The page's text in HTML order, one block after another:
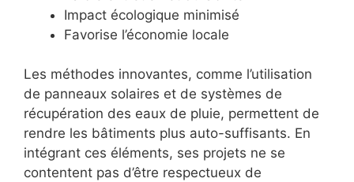
Impact écologique minimisé
Favorise l’économie locale
Les méthodes innovantes, comme l’utilisation
de panneaux solaires et de systèmes de
récupération des eaux de pluie, permettent de
rendre les bâtiments plus auto-suffisants. En
intégrant ces éléments, ses projets ne se
contentent pas d’être respectueux de